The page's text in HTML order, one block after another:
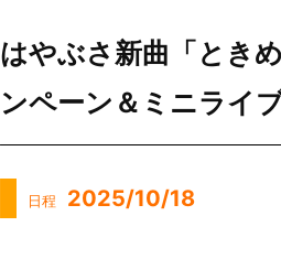
はやぶさ新曲「とき
ンペーン＆ミニライ
日程 2025/10/18